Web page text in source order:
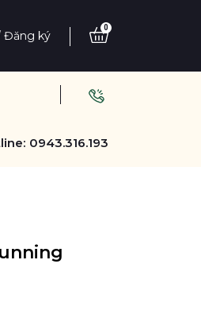
Đăng ký
0
0943.316.193